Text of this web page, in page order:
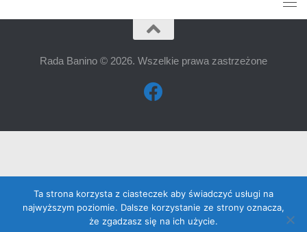
Rada Banino © 2026. Wszelkie prawa zastrzeżone
Ta strona korzysta z ciasteczek aby świadczyć usługi na
najwyższym poziomie. Dalsze korzystanie ze strony oznacza,
że zgadzasz się na ich użycie.